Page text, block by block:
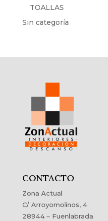
TOALLAS
Sin categoría
CONTACTO
Zona Actual
C/ Arroyomolinos, 4
28944 – Fuenlabrada